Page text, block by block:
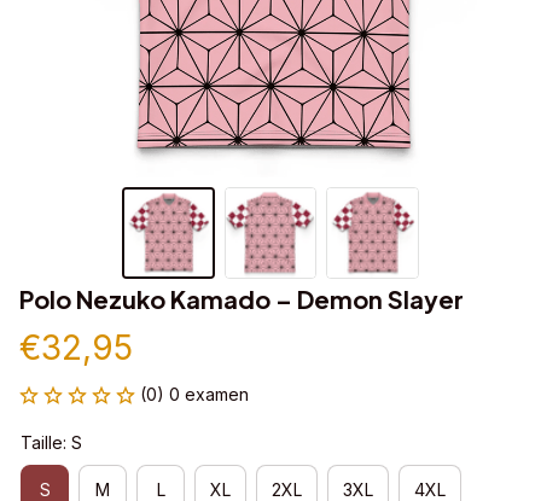
Polo Nezuko Kamado – Demon Slayer
€32,95
(0) 0 examen
Taille: S
S M L XL 2XL 3XL 4XL